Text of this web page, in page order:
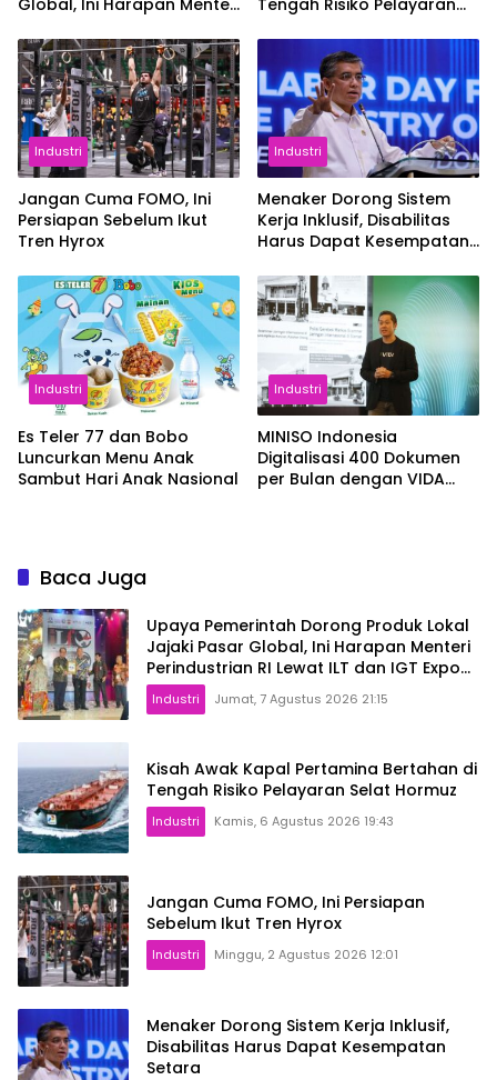
dan IGT Expo 2026
Industri
Jangan Cuma FOMO, Ini
Persiapan Sebelum Ikut
Tren Hyrox
Industri
Menaker Dorong Sistem
Kerja Inklusif, Disabilitas
Harus Dapat Kesempatan
Industri
Es Teler 77 dan Bobo
Luncurkan Menu Anak
Sambut Hari Anak Nasional
Industri
MINISO Indonesia
Digitalisasi 400 Dokumen
per Bulan dengan VIDA
Baca Juga
Upaya Pemerintah Dorong Produk Lokal
Jajaki Pasar Global, Ini Harapan Menteri
Perindustrian RI Lewat ILT dan IGT Expo
2026
Industri Jumat, 7 Agustus 2026 21:15
Kisah Awak Kapal Pertamina Bertahan di
Tengah Risiko Pelayaran Selat Hormuz
Industri Kamis, 6 Agustus 2026 19:43
Jangan Cuma FOMO, Ini Persiapan
Sebelum Ikut Tren Hyrox
Industri Minggu, 2 Agustus 2026 12:01
Menaker Dorong Sistem Kerja Inklusif,
Disabilitas Harus Dapat Kesempatan
Setara